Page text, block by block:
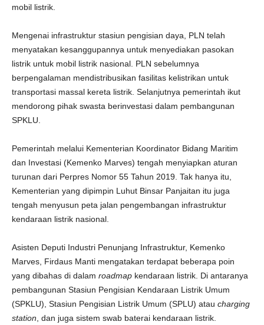
mobil listrik.
Mengenai infrastruktur stasiun pengisian daya, PLN telah
menyatakan kesanggupannya untuk menyediakan pasokan
listrik untuk mobil listrik nasional. PLN sebelumnya
berpengalaman mendistribusikan fasilitas kelistrikan untuk
transportasi massal kereta listrik. Selanjutnya pemerintah ikut
mendorong pihak swasta berinvestasi dalam pembangunan
SPKLU.
Pemerintah melalui Kementerian Koordinator Bidang Maritim
dan Investasi (Kemenko Marves) tengah menyiapkan aturan
turunan dari Perpres Nomor 55 Tahun 2019. Tak hanya itu,
Kementerian yang dipimpin Luhut Binsar Panjaitan itu juga
tengah menyusun peta jalan pengembangan infrastruktur
kendaraan listrik nasional.
Asisten Deputi Industri Penunjang Infrastruktur, Kemenko
Marves, Firdaus Manti mengatakan terdapat beberapa poin
yang dibahas di dalam roadmap kendaraan listrik. Di antaranya
pembangunan Stasiun Pengisian Kendaraan Listrik Umum
(SPKLU), Stasiun Pengisian Listrik Umum (SPLU) atau charging
station , dan juga sistem swab baterai kendaraan listrik.